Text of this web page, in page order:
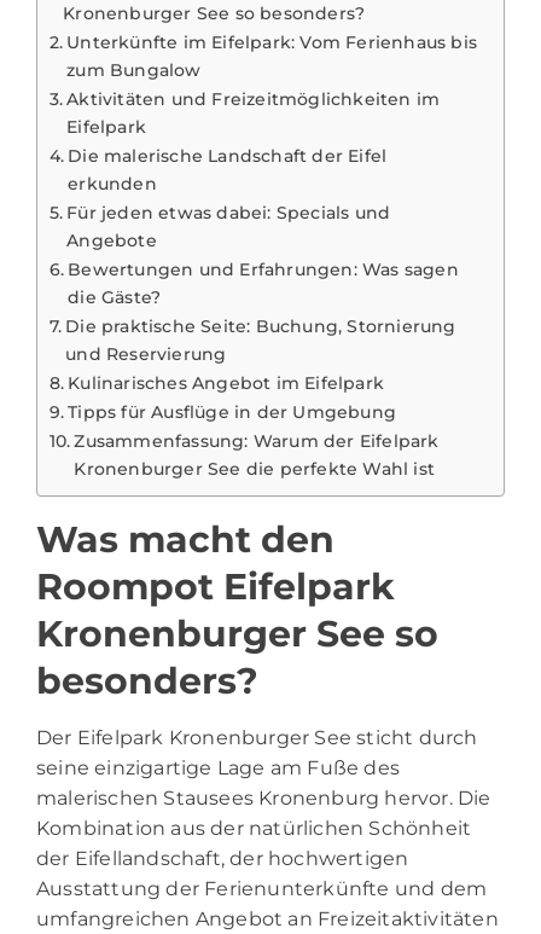
Kronenburger See so besonders?
Unterkünfte im Eifelpark: Vom Ferienhaus bis
zum Bungalow
Aktivitäten und Freizeitmöglichkeiten im
Eifelpark
Die malerische Landschaft der Eifel
erkunden
Für jeden etwas dabei: Specials und
Angebote
Bewertungen und Erfahrungen: Was sagen
die Gäste?
Die praktische Seite: Buchung, Stornierung
und Reservierung
Kulinarisches Angebot im Eifelpark
Tipps für Ausflüge in der Umgebung
Zusammenfassung: Warum der Eifelpark
Kronenburger See die perfekte Wahl ist
Was macht den
Roompot Eifelpark
Kronenburger See so
besonders?
Der Eifelpark Kronenburger See sticht durch
seine einzigartige Lage am Fuße des
malerischen Stausees Kronenburg hervor. Die
Kombination aus der natürlichen Schönheit
der Eifellandschaft, der hochwertigen
Ausstattung der Ferienunterkünfte und dem
umfangreichen Angebot an Freizeitaktivitäten